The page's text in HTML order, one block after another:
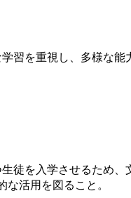
習を重視し、多様な能
徒を入学させるため、
活用を図ること。